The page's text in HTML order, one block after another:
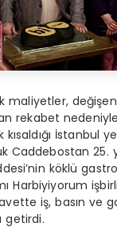
maliyetler,
rekabet
İstanbul
Caddebostan 25.
köklü
Harbiyiyorum
iş, basın ve
getirdi.